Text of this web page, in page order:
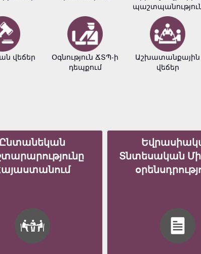
վեճեր
Օգնություն ՃՏՊ-ի
դեպքում
Աշխատանքային
վեճեր
Ընտանեկան
Տնտեսական